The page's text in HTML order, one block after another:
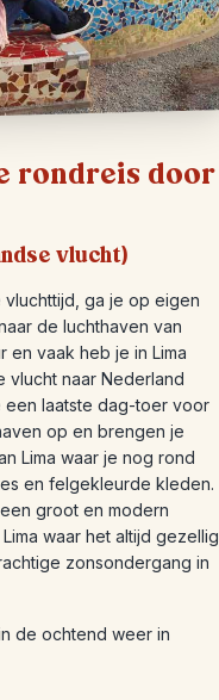
rondreis door
vlucht)
ga je op eigen
de luchthaven van
en vaak heb je in Lima
naar Nederland
een laatste dag-toer voor
op en brengen je
Lima waar je nog rond
en felgekleurde kleden.
groot en modern
waar het altijd gezellig
zonsondergang in
de ochtend weer in